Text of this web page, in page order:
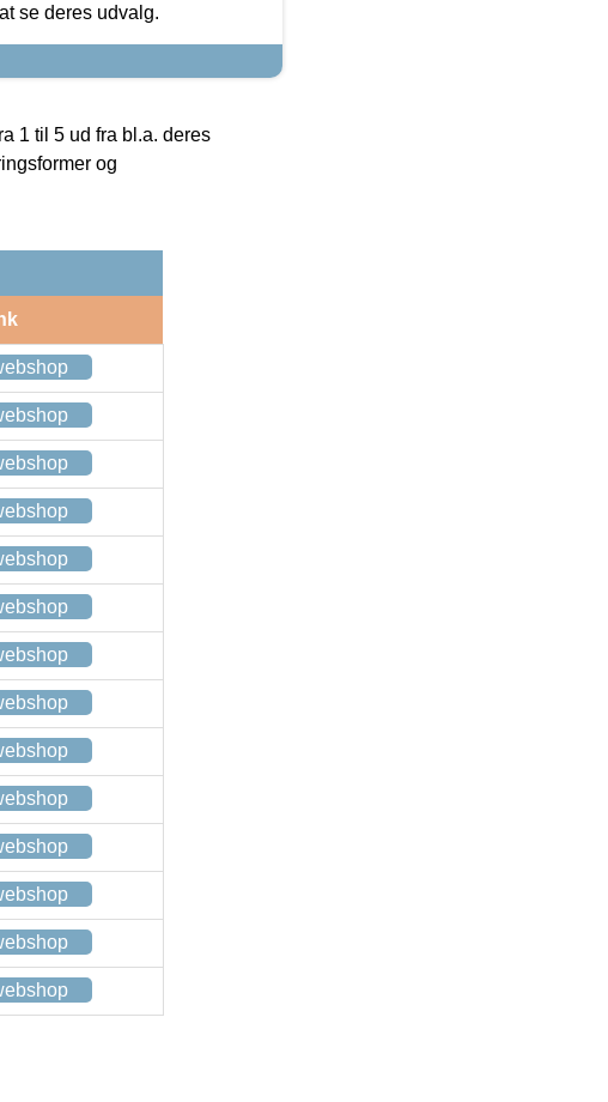
se deres udvalg.
1 til 5 ud fra bl.a. deres
og